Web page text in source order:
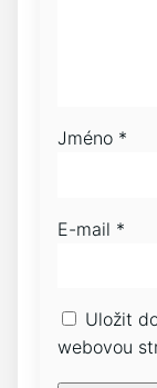
Jméno *
E-mail *
Uložit
webovou